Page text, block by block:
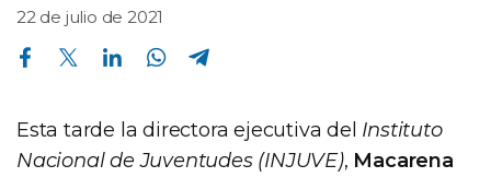
22 de julio de 2021
Compartir en Facebook Compartir en Twitter Compartir en Linkedin Compartir en Whatsapp
Esta tarde la directora ejecutiva del Instituto
Nacional de Juventudes (INJUVE), Macarena